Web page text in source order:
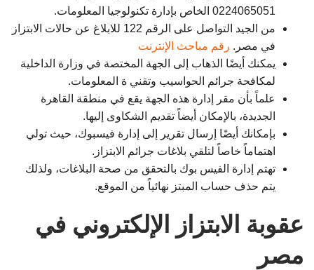
0224065051 الخاص بإدارة تكنولوجيا المعلومات.
من الجيد التواصل على الرقم 122 للابلاغ عن حالات الابتزاز
في مصر. رقم مباحث الإنترنت
يمكنك أيضًا الذهاب إلى الجهة المختصة في وزارة الداخلية
لمكافحة جرائم الحواسيب وتقني ة المعلومات.
علماً بأن مقر إدارة هذه الجهة يقع في منطقة القاهرة
الجديدة، بالإمكان أيضاً تقديم الشكاوى إليها.
بإمكانك أيضًا إرسال تقرير إلى إدارة فيسبوك، حيث تولي
اهتماماً خاصاً لتلقي بلاغات جرائم الابتزاز.
تهتم إدارة الفيس بوك بالتحقق من صحة البلاغات، ولذلك
يتم حذف حساب المبتز نهائياً من الموقع.
عقوبة الابتزاز الإلكتروني في
مصر